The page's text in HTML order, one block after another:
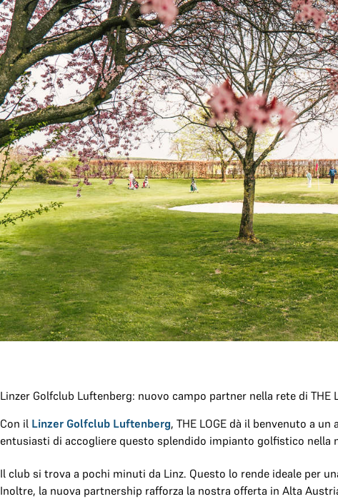
Linzer Golfclub Luftenberg: nuovo campo partner nella rete di THE
Con il Linzer Golfclub Luftenberg, THE LOGE dà il benvenuto a
entusiasti di accogliere questo splendido impianto golfistico nella
Il club si trova a pochi minuti da Linz. Questo lo rende ideale per
Inoltre, la nuova partnership rafforza la nostra offerta in Alta